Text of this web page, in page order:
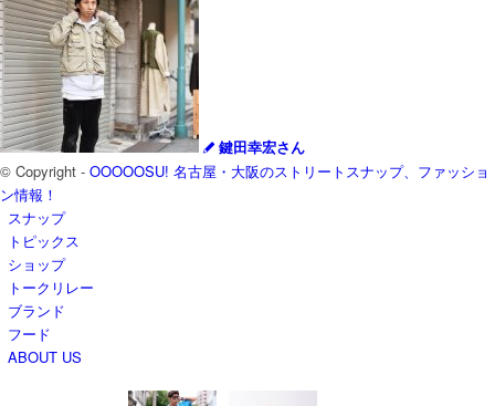
鍵田幸宏さん
© Copyright - OOOOOSU! 名古屋・大阪のストリートスナップ、ファッショ
ン情報！
スナップ
トピックス
ショップ
トークリレー
ブランド
フード
ABOUT US